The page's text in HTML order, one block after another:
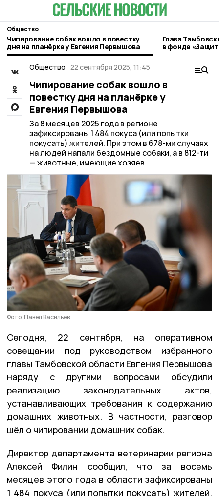
Общество
Чипирование собак вошло в повестку
дня на планёрке у Евгения Первышова
Глава
в фонде
Общество 22 сентября 2025, 11:45
Чипирование собак вошло в
повестку дня на планёрке у
Евгения Первышова
За 8 месяцев 2025 года в регионе
зафиксированы 1 484 покуса (или попытки
покусать) жителей. При этом в 678-ми случаях
на людей напали бездомные собаки, а в 812-ти
— животные, имеющие хозяев.
Фото: Павел Васильев
Сегодня, 22 сентября, на оперативном
совещании под руководством избранного
главы Тамбовской области Евгения Первышова
наряду с другими вопросами обсудили
реализацию законодательных актов,
устанавливающих требования к содержанию
домашних животных. В частности, разговор
шёл о чипировании домашних собак.
Директор департамента ветеринарии региона
Алексей Филин сообщил, что за восемь
месяцев этого года в области зафиксированы
1 484 покуса (или попытки покусать) жителей.